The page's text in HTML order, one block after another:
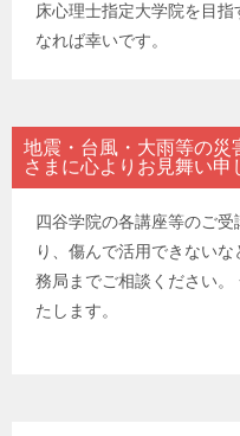
床心理士指定大学院を目
なれば幸いです。
地震・台風・大雨等の災
さまに心よりお見舞い申
四谷学院の各講座等のご
り、傷んで活用できない
務局までご相談ください
たします。